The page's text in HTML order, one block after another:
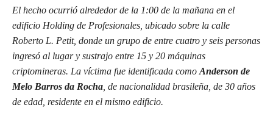
El hecho ocurrió alrededor de la 1:00 de la mañana en el
edificio Holding de Profesionales, ubicado sobre la calle
Roberto L. Petit, donde un grupo de entre cuatro y seis personas
ingresó al lugar y sustrajo entre 15 y 20 máquinas
criptomineras. La víctima fue identificada como Anderson de
Melo Barros da Rocha , de nacionalidad brasileña, de 30 años
de edad, residente en el mismo edificio.